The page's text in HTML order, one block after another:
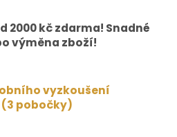
c
í
v
k
y
á
n
í
2000 kč zdarma! Snadné
výměna zboží!
vyzkoušení
pobočky)